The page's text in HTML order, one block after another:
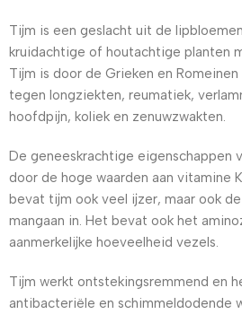
Tijm is een geslacht uit de
kruidachtige of houtachtige planten
Tijm is door de Grieken en
tegen longziekten, reumatiek,
hoofdpijn, koliek en zenuwzwakten.
De geneeskrachtige eigenschappen
door de hoge waarden aan vitamine
bevat tijm ook veel ijzer, maar ook
mangaan in. Het bevat ook het
aanmerkelijke hoeveelheid vezels.
Tijm werkt ontstekingsremmend en
antibacteriële en schimmeldodende